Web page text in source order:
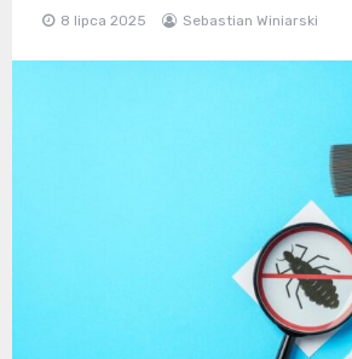
8 lipca 2025 Sebastian Winiarski